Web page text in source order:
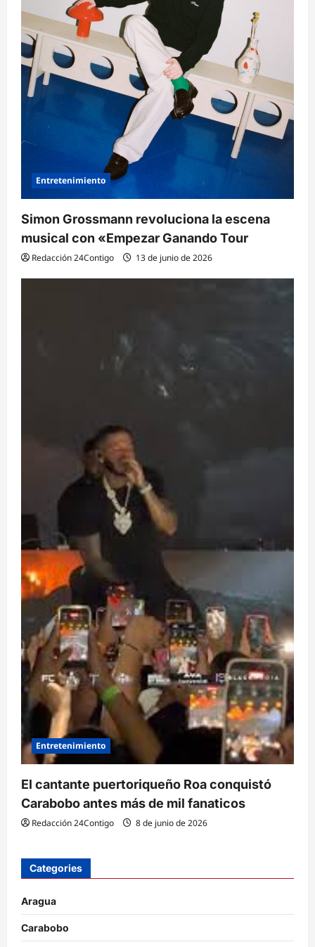
Entretenimiento
Simon Grossmann revoluciona la escena
musical con «Empezar Ganando Tour
Redacción 24Contigo 13 de junio de 2026
Entretenimiento
El cantante puertoriqueño Roa conquistó
Carabobo antes más de mil fanaticos
Redacción 24Contigo 8 de junio de 2026
Categories
Aragua
Carabobo